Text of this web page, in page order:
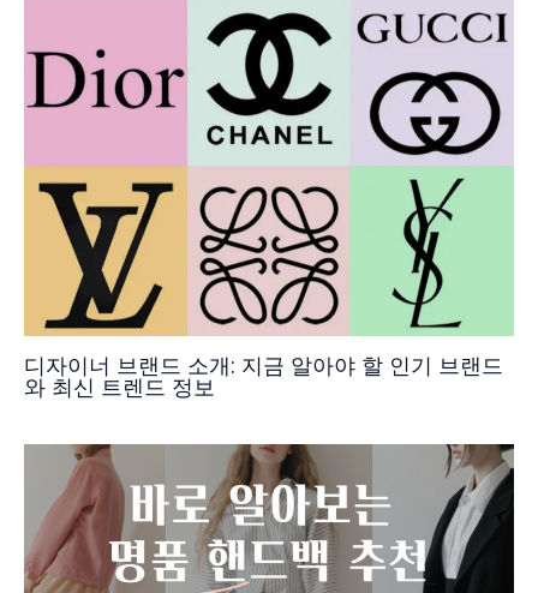
디자이너 브랜드 소개: 지금 알아야 할 인기 브랜드
와 최신 트렌드 정보